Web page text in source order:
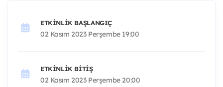
ETKINLIK BAŞLANGIÇ
02 Kasım 2023 Perşembe 19:00
ETKINLIK BITIŞ
02 Kasım 2023 Perşembe 20:00